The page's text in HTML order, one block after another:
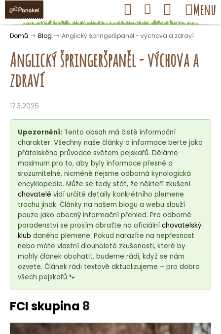
Přejít
obsah
Hledat Přihlášení
Nákupní
košík
Menu
Domů Blog Anglický špringeršpaněl - výchova a zdraví
Anglický špringeršpaněl - výchova a
zdraví
17.3.2025
Upozornění: Tento obsah má čistě informační
charakter. Všechny naše články a informace berte jako
přátelského průvodce světem pejskařů. Děláme
maximum pro to, aby byly informace přesné a
srozumitelné, nicméně nejsme odborná kynologická
encyklopedie. Může se tedy stát, že někteří zkušení
chovatelé vidí určité detaily konkrétního plemene
trochu jinak. Články na našem blogu a webu slouží
pouze jako obecný informační přehled. Pro odborné
poradenství se prosím obraťte na oficiální chovatelský
klub daného plemene. Pokud narazíte na nepřesnost
nebo máte vlastní dlouholeté zkušenosti, které by
mohly článek obohatit, budeme rádi, když se nám
ozvete. Článek rádi textově aktualizujeme – pro dobro
všech pejskařů.🐾
FCI skupina 8
K
o Zpět
Zpět
o
p
a
j
í
t
?